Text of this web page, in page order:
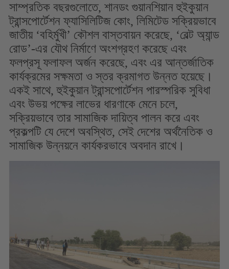
সাম্প্রতিক বছরগুলোতে, শানডং গুয়ানশিয়ান হুইকুয়ান
ট্রান্সপোর্টেশন ফ্যাসিলিটিজ কোং, লিমিটেড সক্রিয়ভাবে
জাতীয় ‘বহির্মুখী’ কৌশল বাস্তবায়ন করেছে, ‘বেল্ট অ্যান্ড
রোড’-এর যৌথ নির্মাণে অংশগ্রহণ করেছে এবং
ফলপ্রসূ ফলাফল অর্জন করেছে, এবং এর আন্তর্জাতিক
কার্যক্রমের সক্ষমতা ও স্তর ক্রমাগত উন্নত হয়েছে।
একই সাথে, হুইকুয়ান ট্রান্সপোর্টেশন পারস্পরিক সুবিধা
এবং উভয় পক্ষের লাভের ধারণাকে মেনে চলে,
সক্রিয়ভাবে তার সামাজিক দায়িত্ব পালন করে এবং
প্রকল্পটি যে দেশে অবস্থিত, সেই দেশের অর্থনৈতিক ও
সামাজিক উন্নয়নে কার্যকরভাবে অবদান রাখে।